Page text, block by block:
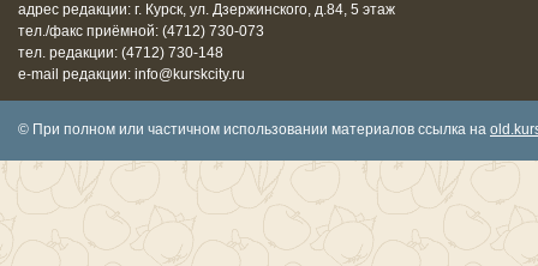
адрес редакции: г. Курск, ул. Дзержинского, д.84, 5 этаж
тел./факс приёмной: (4712) 730-073
тел. редакции: (4712) 730-148
e-mail редакции: info@kurskcity.ru
© При полном или частичном использовании материалов ссылка на